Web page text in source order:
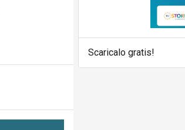
Scaricalo gratis!